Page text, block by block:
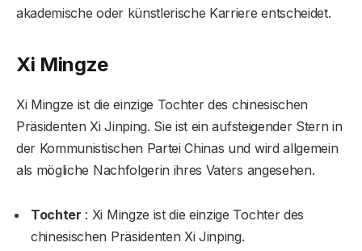
akademische oder künstlerische Karriere entscheidet.
Xi Mingze
Xi Mingze ist die einzige Tochter des chinesischen
Präsidenten Xi Jinping. Sie ist ein aufsteigender Stern in
der Kommunistischen Partei Chinas und wird allgemein
als mögliche Nachfolgerin ihres Vaters angesehen.
Tochter : Xi Mingze ist die einzige Tochter des
chinesischen Präsidenten Xi Jinping.